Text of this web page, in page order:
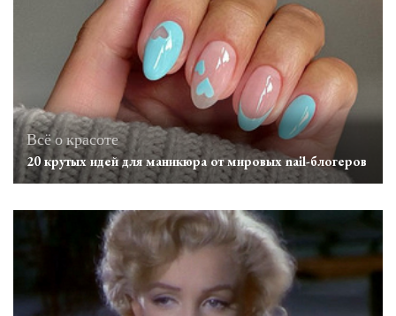
Всё о красоте
20 крутых идей для маникюра от мировых nail-блогеров